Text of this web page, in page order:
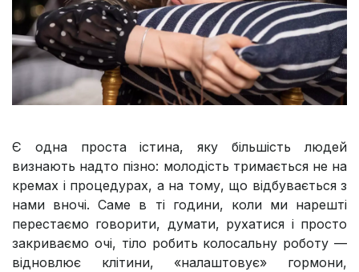
Є одна проста істина, яку більшість людей
визнають надто пізно: молодість тримається не на
кремах і процедурах, а на тому, що відбувається з
нами вночі. Саме в ті години, коли ми нарешті
перестаємо говорити, думати, рухатися і просто
закриваємо очі, тіло робить колосальну роботу —
відновлює клітини, «налаштовує» гормони,